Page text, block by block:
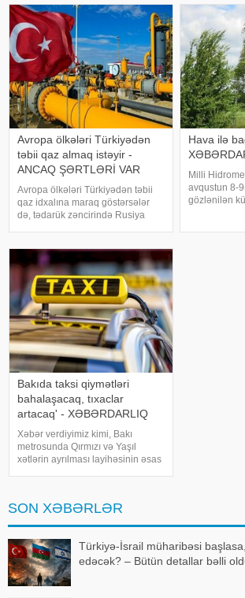
küçələrdə nəqliyyat vasitələrini
deyil, çirkli
Avropa ölkələri Türkiyədən
təbii qaz almaq istəyir -
ANCAQ ŞƏRTLƏRİ VAR
Avropa ölkələri Türkiyədən təbii
qaz idxalına maraq göstərsələr
də, tədarük zəncirində Rusiya
bunu Türkiyənin energetika və
təbii sərvətlər naziri Alparsla
Hava ilə
Milli
avqustun 8-
gözlənilən
Bakıda taksi qiymətləri
bahalaşacaq, tıxaclar
artacaq' - XƏBƏRDARLIQ
Xəbər verdiyimiz kimi, Bakı
metrosunda Qırmızı və Yaşıl
xətlərin ayrılması layihəsinin əsas
May" stansiyalar
SON XƏBƏRLƏR
Türkiyə-İsrail müharibəsi
edəcək? – Bütün detallar bəlli